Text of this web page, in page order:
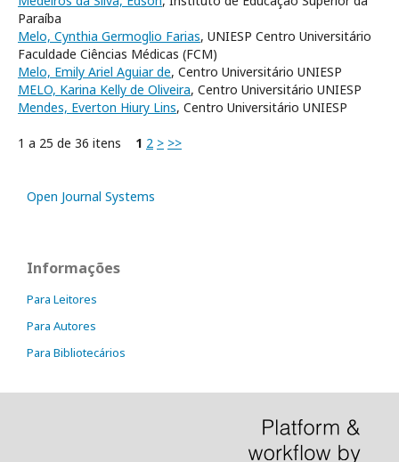
Paraíba
Melo, Cynthia Germoglio Farias, UNIESP Centro Universitário
Faculdade Ciências Médicas (FCM)
Melo, Emily Ariel Aguiar de, Centro Universitário UNIESP
MELO, Karina Kelly de Oliveira, Centro Universitário UNIESP
Mendes, Everton Hiury Lins, Centro Universitário UNIESP
1 a 25 de 36 itens 1 2 > >>
Open Journal Systems
Informações
Para Leitores
Para Autores
Para Bibliotecários